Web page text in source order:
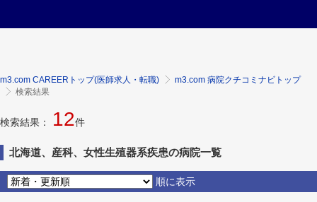
m3.com CAREERトップ(医師求人・転職)
m3.com 病院クチコミナビトップ
検索結果
検索結果： 12件
北海道、産科、女性生殖器系疾患の病院一覧
順に表示